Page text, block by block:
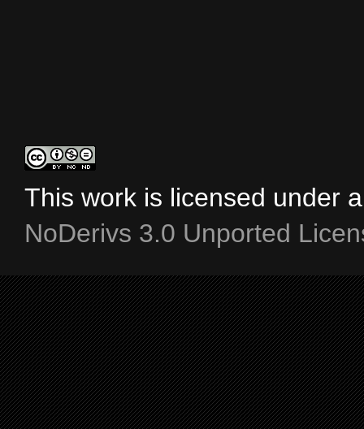
This work is licensed under
NoDerivs 3.0 Unported